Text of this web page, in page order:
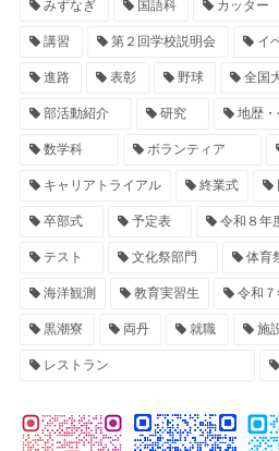
みずなぎ 国語科 カッター
講習 第２回学校説明会 イ
進路 表彰 野球 全国
部活動紹介 研究 地歴
数学科 ボランティア
キャリアトライアル 終業式
卒部式 予定表 令和８年
テスト 文化祭部門 体育
海洋観測 教育実習生 令和
黒潮寮 両丹 就職 施
レストラン